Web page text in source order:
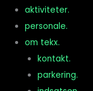
aktiviteter.
personale.
om tekx.
kontakt.
parkering.